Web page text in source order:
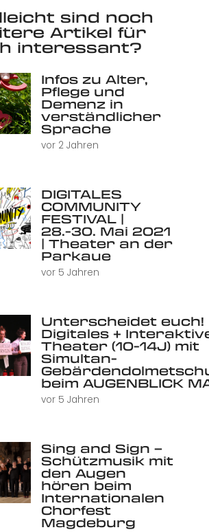
sind noch
Artikel für
interessant?
Infos zu Alter,
Pflege und
Demenz in
verständlicher
Sprache
vor 2 Jahren
DIGITALES
COMMUNITY
FESTIVAL |
28.-30. Mai 2021
| Theater an der
Parkaue
vor 5 Jahren
Unterscheidet euch!
Digitales +
Theater (10-14J) mit
Simultan-
beim AUGENBLICK
vor 5 Jahren
Sing and Sign –
Schützmusik mit
den Augen
hören beim
Internationalen
Chorfest
Magdeburg